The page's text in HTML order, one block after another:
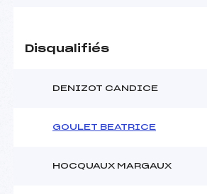
Disqualifiés
DENIZOT CANDICE
GOULET BEATRICE
HOCQUAUX MARGAUX